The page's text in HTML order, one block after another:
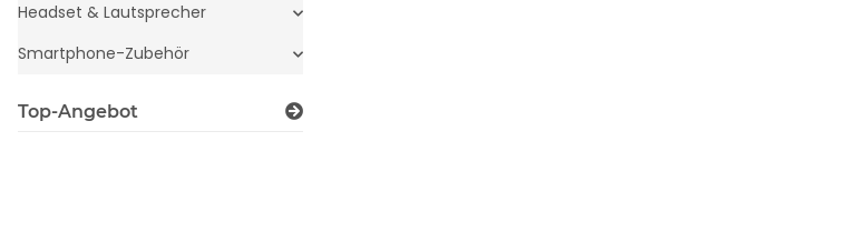
Headset & Lautsprecher
Smartphone-Zubehör
Top-Angebot